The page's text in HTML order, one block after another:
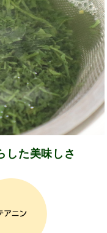
した美味しさ